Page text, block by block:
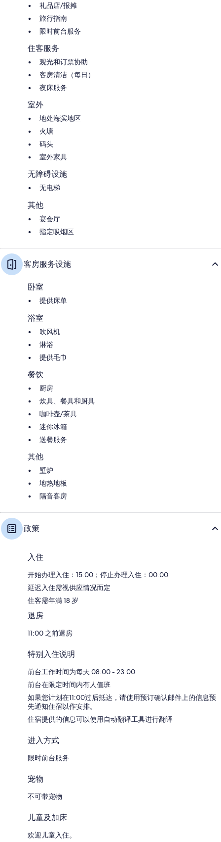
礼品店/报摊
旅行指南
限时前台服务
住客服务
观光和订票协助
客房清洁（每日）
夜床服务
室外
地处海滨地区
火塘
码头
室外家具
无障碍设施
无电梯
其他
宴会厅
指定吸烟区
客房服务设施
卧室
提供床单
浴室
吹风机
淋浴
提供毛巾
餐饮
厨房
炊具、餐具和厨具
咖啡壶/茶具
迷你冰箱
送餐服务
其他
壁炉
地热地板
隔音客房
政策
入住
开始办理入住：15:00；停止办理入住：00:00
延迟入住需视供应情况而定
住客需年满 18 岁
退房
11:00 之前退房
特别入住说明
前台工作时间为每天 08:00 - 23:00
前台在限定时间内有人值班
如果您计划在11:00过后抵达，请使用预订确认邮件上的信息预
先通知住宿以作安排。
住宿提供的信息可以使用自动翻译工具进行翻译
进入方式
限时前台服务
宠物
不可带宠物
儿童及加床
欢迎儿童入住。